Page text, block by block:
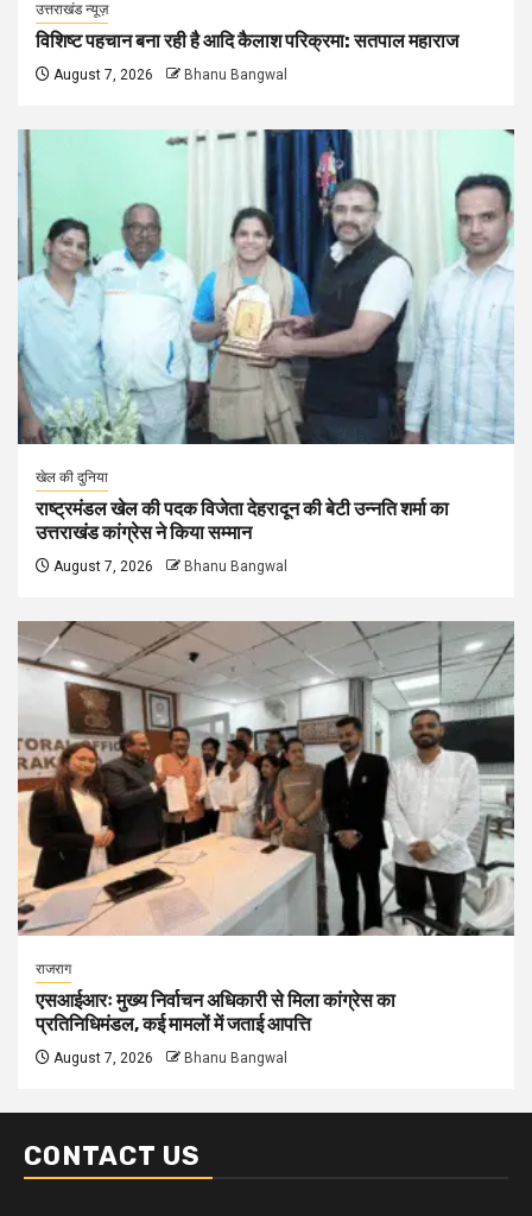
उत्तराखंड न्यूज़
विशिष्ट पहचान बना रही है आदि कैलाश परिक्रमा: सतपाल महाराज
August 7, 2026 Bhanu Bangwal
खेल की दुनिया
राष्ट्रमंडल खेल की पदक विजेता देहरादून की बेटी उन्नति शर्मा का
उत्तराखंड कांग्रेस ने किया सम्मान
August 7, 2026 Bhanu Bangwal
राजराग
एसआईआरः मुख्य निर्वाचन अधिकारी से मिला कांग्रेस का
प्रतिनिधिमंडल, कई मामलों में जताई आपत्ति
August 7, 2026 Bhanu Bangwal
CONTACT US